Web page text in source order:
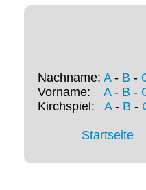
Nachname: A- B -
Vorname: A- B -
Kirchspiel: A- B -
Startseite